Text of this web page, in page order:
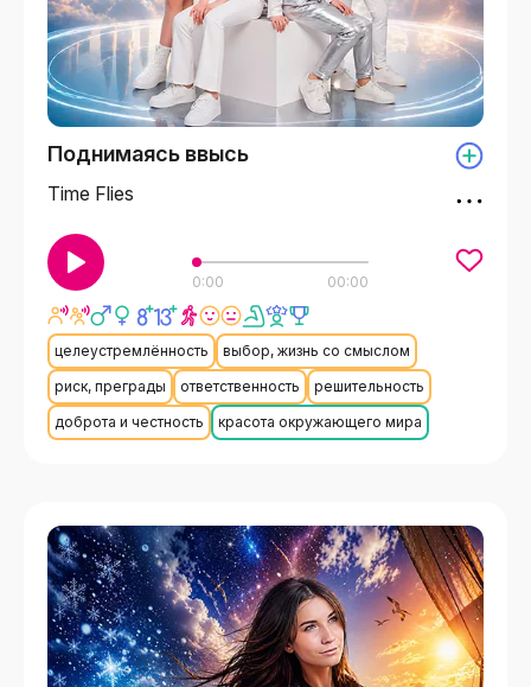
Поднимаясь ввысь
Time Flies
0:00 00:00
целеустремлённость
выбор, жизнь со смыслом
риск, преграды
ответственность
решительность
доброта и честность
красота окружающего мира